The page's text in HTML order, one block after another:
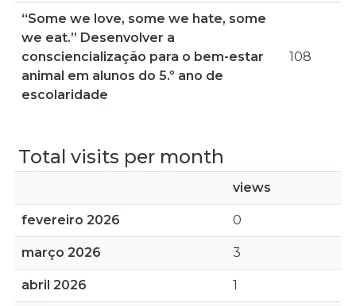
“Some we love, some we hate, some
we eat.” Desenvolver a
consciencialização para o bem-estar
animal em alunos do 5.º ano de
escolaridade
108
Total visits per month
views
fevereiro 2026 0
março 2026 3
abril 2026 1